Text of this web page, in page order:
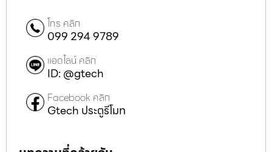
โทร คลิก
099 294 9789
แอดไลน์ คลิก
ID: @gtech
Facebook คลิก
Gtech ประตูรีโมท